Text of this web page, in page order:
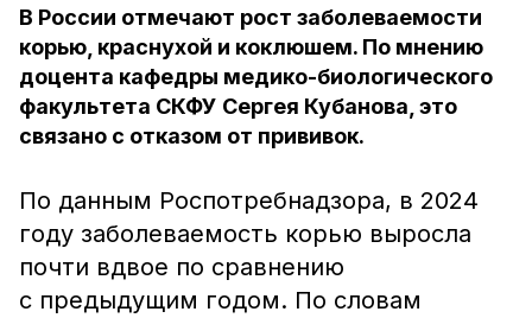
В России отмечают рост заболеваемости
корью, краснухой и коклюшем. По мнению
доцента кафедры медико-биологического
факультета СКФУ Сергея Кубанова, это
связано с отказом от прививок.
По данным Роспотребнадзора, в 2024
году заболеваемость корью выросла
почти вдвое по сравнению
с предыдущим годом. По словам